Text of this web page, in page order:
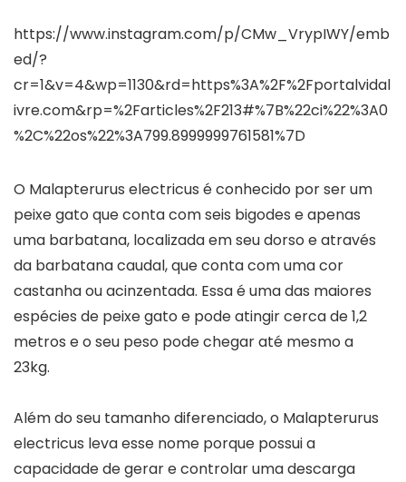
https://www.instagram.com/p/CMw_VrypIWY/emb
ed/?
cr=1&v=4&wp=1130&rd=https%3A%2F%2Fportalvidal
ivre.com&rp=%2Farticles%2F213#%7B%22ci%22%3A0
%2C%22os%22%3A799.8999999761581%7D
O Malapterurus electricus é conhecido por ser um
peixe gato que conta com seis bigodes e apenas
uma barbatana, localizada em seu dorso e através
da barbatana caudal, que conta com uma cor
castanha ou acinzentada. Essa é uma das maiores
espécies de peixe gato e pode atingir cerca de 1,2
metros e o seu peso pode chegar até mesmo a
23kg.
Além do seu tamanho diferenciado, o Malapterurus
electricus leva esse nome porque possui a
capacidade de gerar e controlar uma descarga